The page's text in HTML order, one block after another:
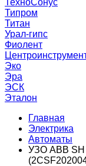
ТехноСонус
Типром
Титан
Урал-гипс
Фиолент
Эко
Эра
ЭСК
Эталон
Главная
Электрика
Автоматы
УЗО ABB SH